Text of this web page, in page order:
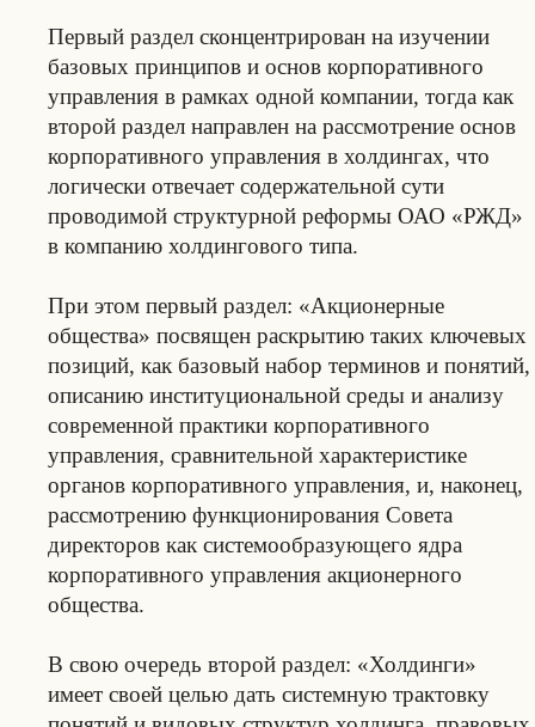
Первый раздел сконцентрирован на изучении
базовых принципов и основ корпоративного
управления в рамках одной компании, тогда как
второй раздел направлен на рассмотрение основ
корпоративного управления в холдингах, что
логически отвечает содержательной сути
проводимой структурной реформы ОАО «РЖД»
в компанию холдингового типа.
При этом первый раздел: «Акционерные
общества» посвящен раскрытию таких ключевых
позиций, как базовый набор терминов и понятий,
описанию институциональной среды и анализу
современной практики корпоративного
управления, сравнительной характеристике
органов корпоративного управления, и, наконец,
рассмотрению функционирования Совета
директоров как системообразующего ядра
корпоративного управления акционерного
общества.
В свою очередь второй раздел: «Холдинги»
имеет своей целью дать системную трактовку